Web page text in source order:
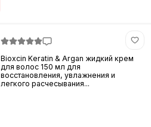
Bioxcin Keratin & Argan жидкий крем
для волос 150 мл для
восстановления, увлажнения и
легкого расчесывания...